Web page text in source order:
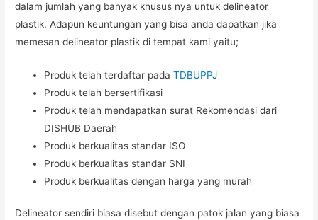
dalam jumlah yang banyak khusus nya untuk delineator
plastik. Adapun keuntungan yang bisa anda dapatkan jika
memesan delineator plastik di tempat kami yaitu;
Produk telah terdaftar pada TDBUPPJ
Produk telah bersertifikasi
Produk telah mendapatkan surat Rekomendasi dari
DISHUB Daerah
Produk berkualitas standar ISO
Produk berkualitas standar SNI
Produk berkualitas dengan harga yang murah
Delineator sendiri biasa disebut dengan patok jalan yang biasa